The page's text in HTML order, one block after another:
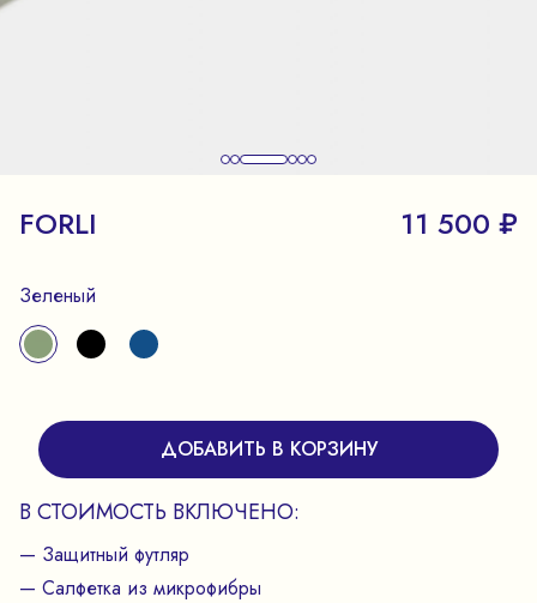
FORLI 11 500 ₽
Зеленый
ДОБАВИТЬ В КОРЗИНУ
В СТОИМОСТЬ ВКЛЮЧЕНО:
— Защитный футляр
— Салфетка из микрофибры